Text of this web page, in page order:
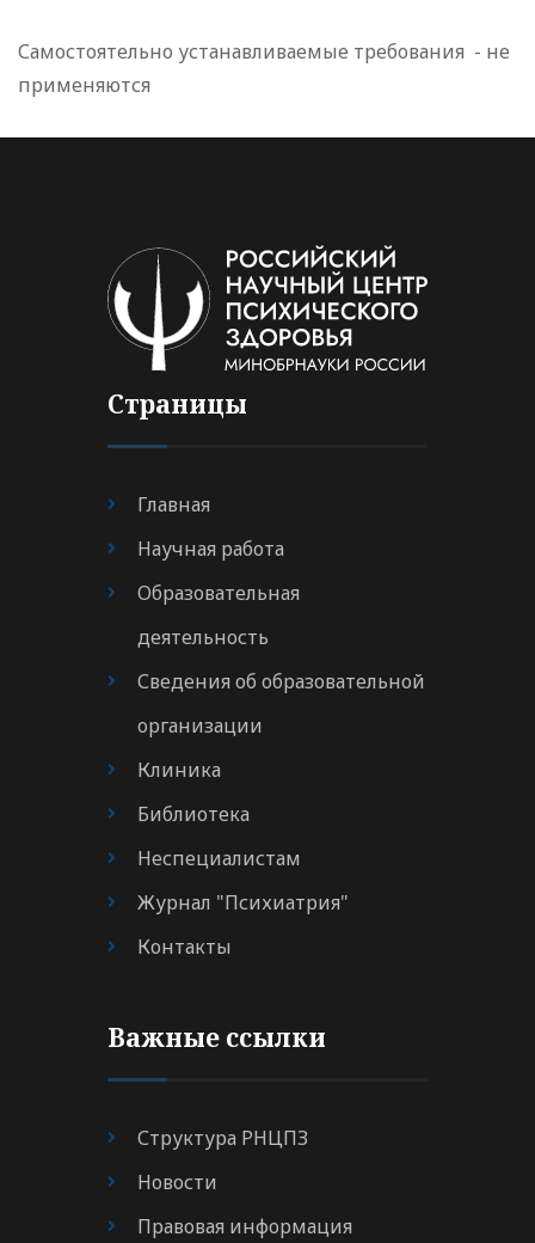
Самостоятельно устанавливаемые требования - не
применяются
Страницы
Главная
Научная работа
Образовательная
деятельность
Сведения об образовательной
организации
Клиника
Библиотека
Неспециалистам
Журнал "Психиатрия"
Контакты
Важные ссылки
Структура РНЦПЗ
Новости
Правовая информация